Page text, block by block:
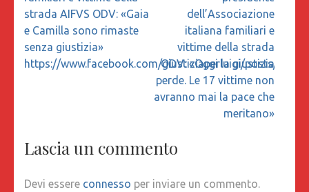
strada AIFVS ODV: «Gaia
e Camilla sono rimaste
senza giustizia»
https://www.facebook.com/giustiziaperluigi/posts/
dell’Associazione
italiana familiari e
vittime della strada
ODV: «Oggi la giustizia
perde. Le 17 vittime non
avranno mai la pace che
meritano»
Lascia un commento
Devi essere connesso per inviare un commento.